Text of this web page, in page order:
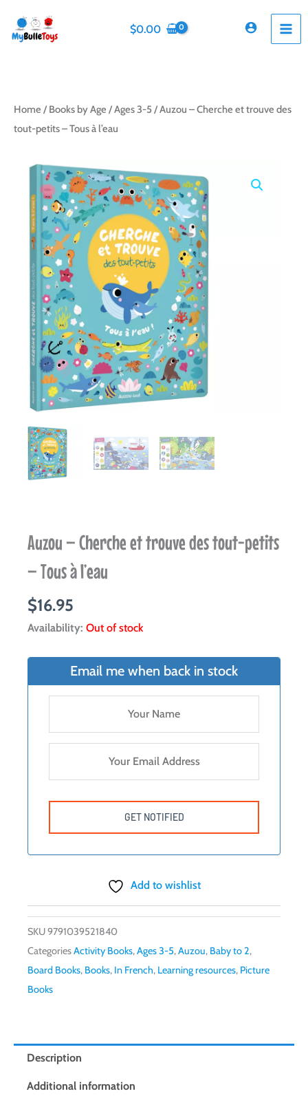
content
$0.00
Home / Books by Age /Ages 3-5/ Auzou – Cherche et trouve des
tout-petits – Tous à l’eau
Auzou – Cherche et trouve des tout-petits
– Tous à l’eau
$16.95
Availability: Out of stock
Email me when back in stock
Add to wishlist
SKU9791039521840
CategoriesActivity Books,Ages 3-5,Auzou, Baby to 2,
Board Books, Books, In French, Learning resources, Picture
Books
Description
Additional information